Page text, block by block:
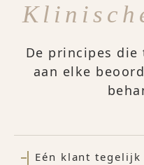
De principes
aan elke
Eén klant tegelijk